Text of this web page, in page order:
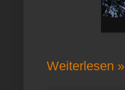
Weiterlesen »